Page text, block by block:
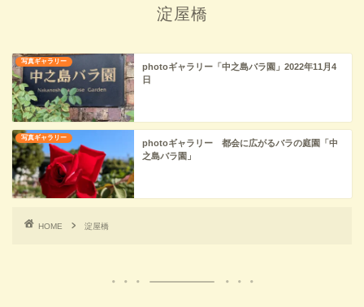
淀屋橋
写真ギャラリー
photoギャラリー「中之島バラ園」2022年11月4
日
写真ギャラリー
photoギャラリー 都会に広がるバラの庭園「中
之島バラ園」
HOME 淀屋橋